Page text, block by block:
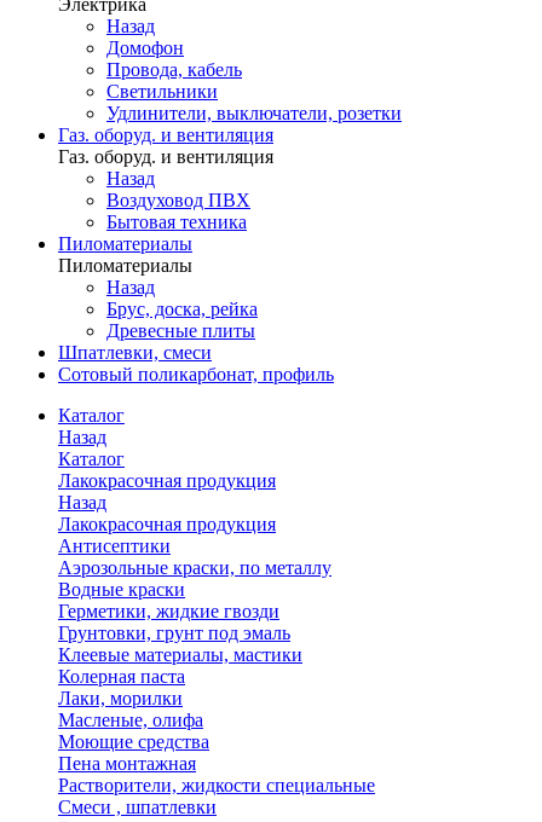
Электрика
Назад
Домофон
Провода, кабель
Светильники
Удлинители, выключатели, розетки
Газ. оборуд. и вентиляция
Газ. оборуд. и вентиляция
Назад
Воздуховод ПВХ
Бытовая техника
Пиломатериалы
Пиломатериалы
Назад
Брус, доска, рейка
Древесные плиты
Шпатлевки, смеси
Сотовый поликарбонат, профиль
Каталог
Назад
Каталог
Лакокрасочная продукция
Назад
Лакокрасочная продукция
Антисептики
Аэрозольные краски, по металлу
Водные краски
Герметики, жидкие гвозди
Грунтовки, грунт под эмаль
Клеевые материалы, мастики
Колерная паста
Лаки, морилки
Масленые, олифа
Моющие средства
Пена монтажная
Растворители, жидкости специальные
Смеси , шпатлевки